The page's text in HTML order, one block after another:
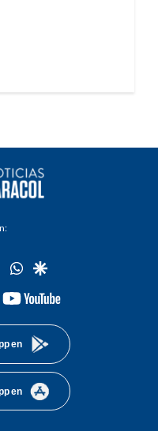
twitterwhatsapp
google
youtube-
en
en